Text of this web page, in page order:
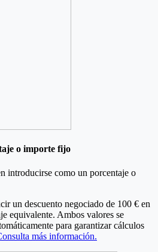
o importe fijo
introducirse como un porcentaje o
un descuento negociado de 100 € en
equivalente. Ambos valores se
para garantizar cálculos
más información.